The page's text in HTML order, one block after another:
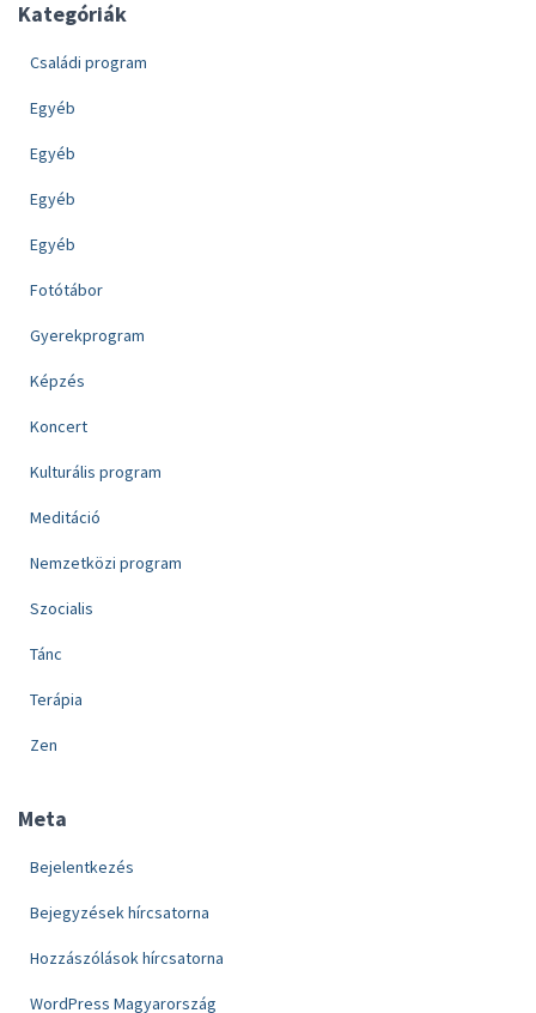
Kategóriák
Családi program
Egyéb
Egyéb
Egyéb
Egyéb
Fotótábor
Gyerekprogram
Képzés
Koncert
Kulturális program
Meditáció
Nemzetközi program
Szocialis
Tánc
Terápia
Zen
Meta
Bejelentkezés
Bejegyzések hírcsatorna
Hozzászólások hírcsatorna
WordPress Magyarország